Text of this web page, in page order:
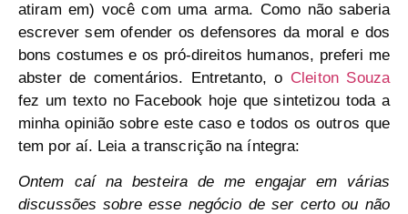
atiram em) você com uma arma. Como não saberia
escrever sem ofender os defensores da moral e dos
bons costumes e os pró-direitos humanos, preferi me
abster de comentários. Entretanto, o Cleiton Souza
fez um texto no Facebook hoje que sintetizou toda a
minha opinião sobre este caso e todos os outros que
tem por aí. Leia a transcrição na íntegra:
Ontem caí na besteira de me engajar em várias
discussões sobre esse negócio de ser certo ou não